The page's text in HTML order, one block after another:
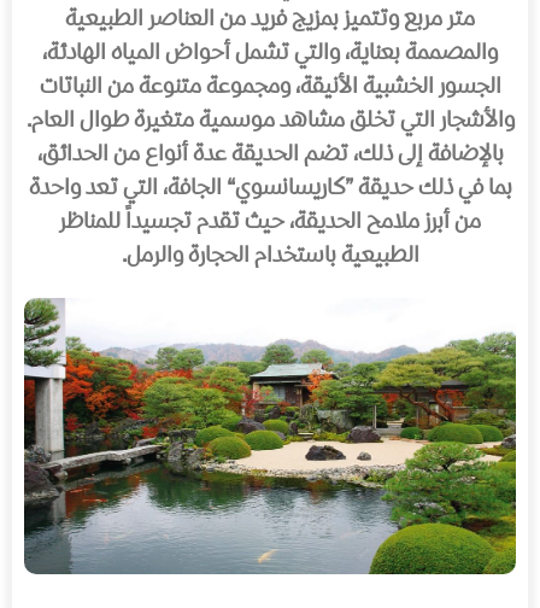
متر مربع وتتميز بمزيج فريد من العناصر الطبيعية
والمصممة بعناية، والتي تشمل أحواض المياه الهادئة،
الجسور الخشبية الأنيقة، ومجموعة متنوعة من النباتات
والأشجار التي تخلق مشاهد موسمية متغيرة طوال العام.
بالإضافة إلى ذلك، تضم الحديقة عدة أنواع من الحدائق،
بما في ذلك حديقة ”كاريسانسوي“ الجافة، التي تعد واحدة
من أبرز ملامح الحديقة، حيث تقدم تجسيداً للمناظر
الطبيعية باستخدام الحجارة والرمل.